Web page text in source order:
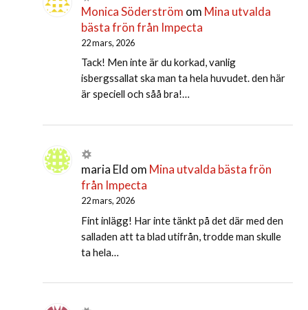
Monica Söderström om Mina utvalda
bästa frön från Impecta
22 mars, 2026
Tack! Men inte är du korkad, vanlig
isbergssallat ska man ta hela huvudet. den här
är speciell och såå bra!…
maria Eld om Mina utvalda bästa frön
från Impecta
22 mars, 2026
Fint inlägg! Har inte tänkt på det där med den
salladen att ta blad utifrån, trodde man skulle
ta hela…